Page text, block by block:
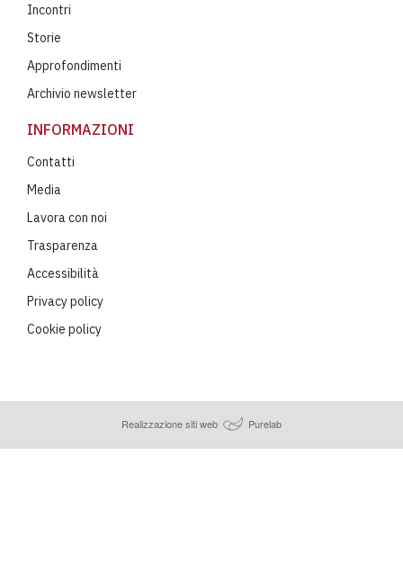
Incontri
Storie
Approfondimenti
Archivio newsletter
INFORMAZIONI
Contatti
Media
Lavora con noi
Trasparenza
Accessibilità
Privacy policy
Cookie policy
Realizzazione siti web Purelab